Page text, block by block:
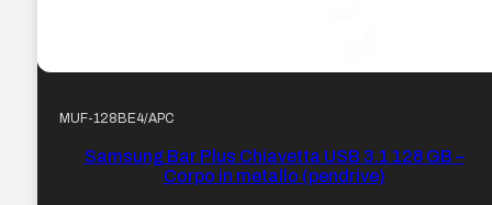
MUF-128BE4/APC
Samsung Bar Plus Chiavetta USB 3.1 128 GB –
Corpo in metallo (pendrive)